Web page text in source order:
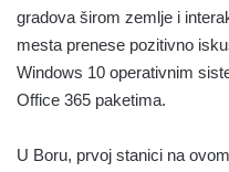
gradova širom zemlje i
mesta prenese pozitivno
Windows 10 operativnim
Office 365 paketima.
U Boru, prvoj stanici na